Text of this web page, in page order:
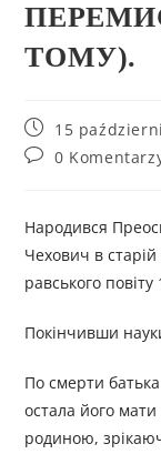
ТОМУ).
15
0
Народився
Чехович в
равського
Покінчивши
По смерти
остала його
родиною,